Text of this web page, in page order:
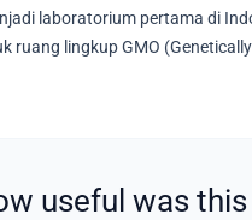
laboratorium pertama di
ruang lingkup GMO
useful was